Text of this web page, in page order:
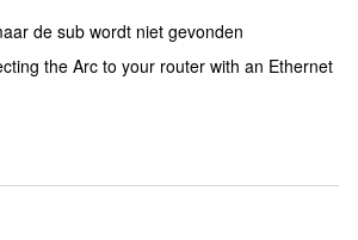
de sub wordt niet gevonden
the Arc to your router with an Ethernet